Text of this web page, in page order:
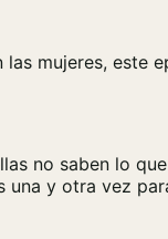
mujeres, este
no saben lo
una y otra vez